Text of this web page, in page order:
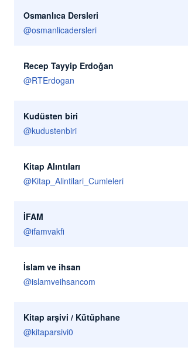
Osmanlıca Dersleri
@osmanlicadersleri
Recep Tayyip Erdoğan
@RTErdogan
Kudüsten biri
@kudustenbiri
Kitap Alıntıları
@Kitap_Alintilari_Cumleleri
İFAM
@ifamvakfi
İslam ve ihsan
@islamveihsancom
Kitap arşivi / Kütüphane
@kitaparsivi0